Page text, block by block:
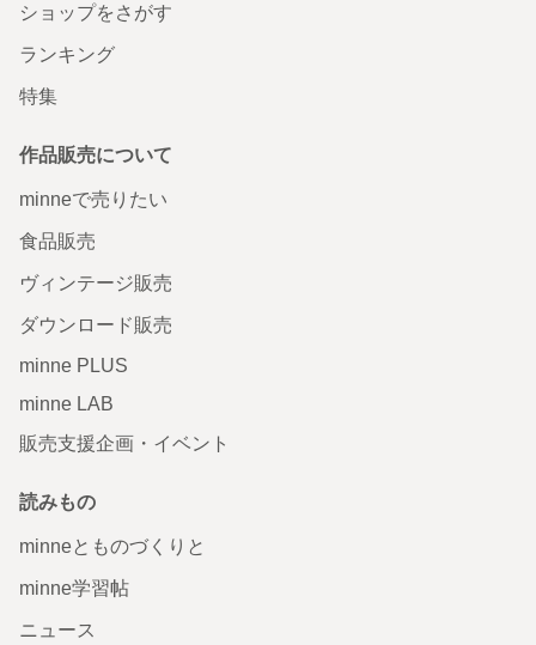
ショップをさがす
ランキング
特集
作品販売について
minneで売りたい
食品販売
ヴィンテージ販売
ダウンロード販売
minne PLUS
minne LAB
販売支援企画・イベント
読みもの
minneとものづくりと
minne学習帖
ニュース